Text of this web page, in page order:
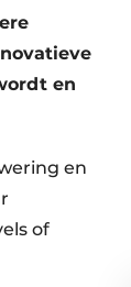
en
en
of